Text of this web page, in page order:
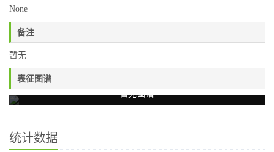
None
备注
暂无
表征图谱
暂无图谱
统计数据